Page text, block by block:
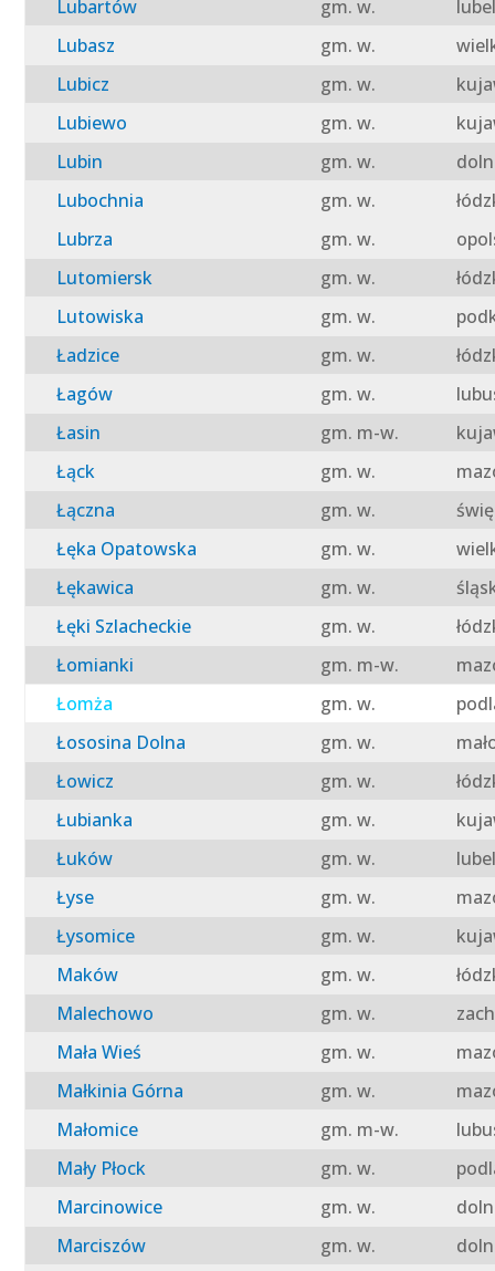
Lubartów gm. w.
Lubasz
gm. w.
Lubicz
gm. w.
Lubiewo
gm. w.
Lubin
gm. w.
Lubochnia
gm. w.
Lubrza
gm. w.
Lutomiersk
gm. w.
Lutowiska
gm. w.
Ładzice
gm. w.
Łagów
gm. w.
Łasin
gm. m-w.
Łąck
gm. w.
Łączna
gm. w.
Łęka Opatowska
gm. w.
Łękawica
gm. w.
Łęki Szlacheckie
gm. w.
Łomianki
gm. m-w.
Łomża
gm. w.
Łososina Dolna
gm. w.
Łowicz
gm. w.
Łubianka
gm. w.
Łuków
gm. w.
Łyse
gm. w.
Łysomice
gm. w.
Maków
gm. w.
Malechowo
gm. w.
Mała Wieś
gm. w.
Małkinia Górna
gm. w.
Małomice
gm. m-w.
Mały Płock
gm. w.
Marcinowice
gm. w.
Marciszów
gm. w.